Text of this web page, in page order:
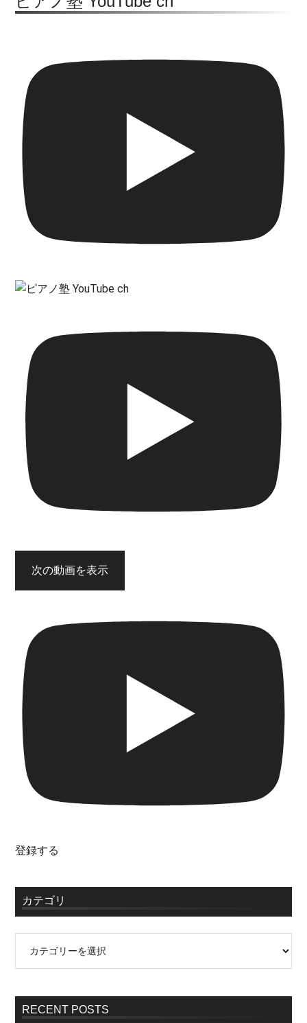
次の動画を表示
登録する
カテゴリ
RECENT POSTS